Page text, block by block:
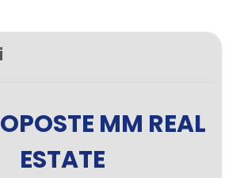
MM REAL
ESTATE